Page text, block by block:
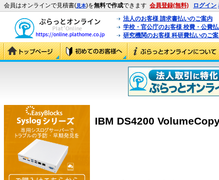
会員はオンラインで見積書(見本)を無料で作成できます 会員登録(無料) ログイン
法人のお客様 請求書払いのご案内
学校・官公庁のお客様 校費・公費
研究機関のお客様 科研費払いのご
IBM DS4200